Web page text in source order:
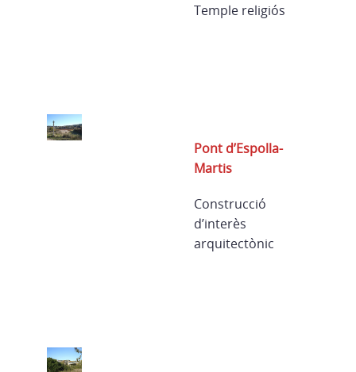
Temple religiós
Pont d’Espolla-
Martis
Construcció
d’interès
arquitectònic